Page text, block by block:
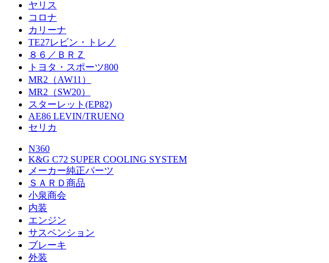
ヤリス
コロナ
カリーナ
TE27レビン・トレノ
８６／ＢＲＺ
トヨタ・スポーツ800
MR2（AW11）
MR2（SW20）
スターレット(EP82)
AE86 LEVIN/TRUENO
セリカ
N360
K&G C72 SUPER COOLING SYSTEM
メーカー純正パーツ
ＳＡＲＤ商品
小泉商会
内装
エンジン
サスペンション
ブレーキ
外装